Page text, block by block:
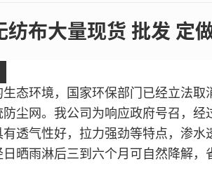
布大量现货 批发 定
态环境，国家环保部门已经立法取
尘网。我公司为响应政府号召，经
透气性好，拉力强劲等特点， 渗水
日晒雨淋后三到六个月可自然降解，